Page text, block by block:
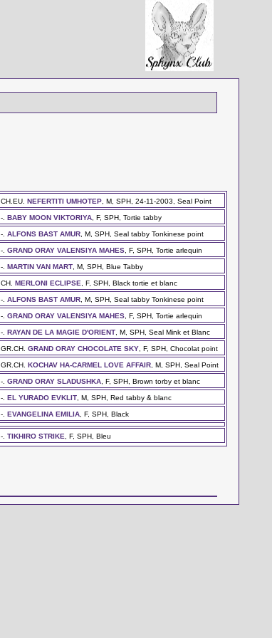
CH.EU.NEFERTITI UMHOTEP , M, SPH, 24-11-2003, Seal Point
-.BABY MOON VIKTORIYA , F, SPH, Tortie tabby
-.ALFONS BAST AMUR , M, SPH, Seal tabby Tonkinese point
-.GRAND ORAY VALENSIYA MAHES , F, SPH, Tortie arlequin
-.MARTIN VAN MART , M, SPH, Blue Tabby
CH.MERLONI ECLIPSE , F, SPH, Black tortie et blanc
-.ALFONS BAST AMUR , M, SPH, Seal tabby Tonkinese point
-.GRAND ORAY VALENSIYA MAHES , F, SPH, Tortie arlequin
-.RAYAN DE LA MAGIE D'ORIENT , M, SPH, Seal Mink et Blanc
GR.CH.GRAND ORAY CHOCOLATE SKY , F, SPH, Chocolat point
GR.CH.KOCHAV HA-CARMEL LOVE AFFAIR , M, SPH, Seal Point
-.GRAND ORAY SLADUSHKA , F, SPH, Brown torby et blanc
-.EL YURADO EVKLIT , M, SPH, Red tabby & blanc
-.EVANGELINA EMILIA , F, SPH, Black
-.TIKHIRO STRIKE , F, SPH, Bleu